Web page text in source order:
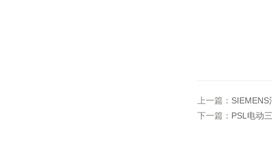
上一篇：
下一篇： PSL电动